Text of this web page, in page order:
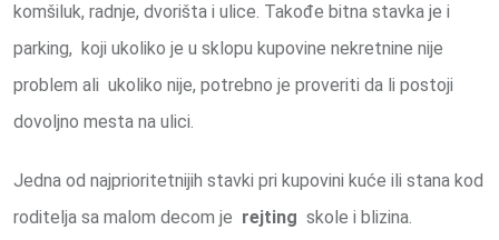
komšiluk, radnje, dvorišta i ulice. Takođe bitna stavka je i
parking, koji ukoliko je u sklopu kupovine nekretnine nije
problem ali ukoliko nije, potrebno je proveriti da li postoji
dovoljno mesta na ulici.
Jedna od najprioritetnijih stavki pri kupovini kuće ili stana kod
roditelja sa malom decom je rejting skole i blizina.